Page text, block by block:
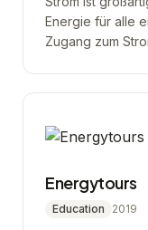
Energie für alle
Zugang zum
Energytours
Education 2019